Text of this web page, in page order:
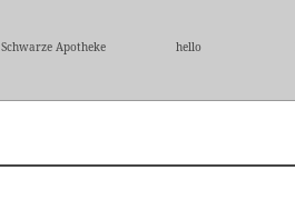
Schwarze Apotheke hello